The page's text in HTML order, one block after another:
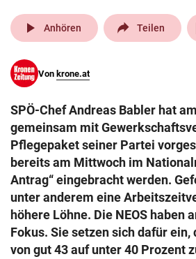
pin_drop
Wien
search
Suchbegriff
eingeben
© Krone Multimedia GmbH & Co KG 2026
Muthgasse 2, 1190 Wien
play_arrow Anhören Teilen
Von krone.at
SPÖ-Chef Andreas Babler hat
gemeinsam mit
Pflegepaket seiner Partei
bereits am Mittwoch im
Antrag“ eingebracht werden.
unter anderem eine
höhere Löhne. Die NEOS haben
Fokus. Sie setzen sich dafür ein,
von gut 43 auf unter 40 Prozent